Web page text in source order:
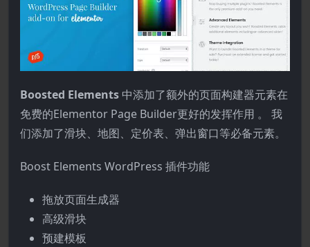
Boosted Elements 中添加了额外的页面构建器元素在
免费的Elementor Page Builder更好的发挥作用 。 我
们添加了滑块、地图、定价表、弹出窗口等必备元素。
Boost Elements WordPress 插件功能
拖放页面生成器
高级滑块
预建模板